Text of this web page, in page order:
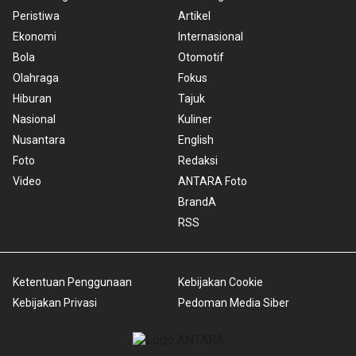
Peristiwa
Ekonomi
Bola
Olahraga
Hiburan
Nasional
Nusantara
Foto
Video
Artikel
Internasional
Otomotif
Fokus
Tajuk
Kuliner
English
Redaksi
ANTARA Foto
BrandA
RSS
Ketentuan Penggunaan
Kebijakan Privasi
Kebijakan Cookie
Pedoman Media Siber